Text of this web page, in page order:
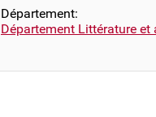
Département:
Département Littérature et